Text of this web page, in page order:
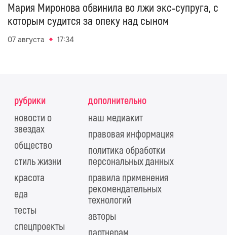
Мария Миронова обвинила во лжи экс‑супруга, с
которым судится за опеку над сыном
07 августа 17:34
рубрики
новости о
звездах
общество
стиль жизни
красота
еда
тесты
спецпроекты
дополнительно
наш медиакит
правовая информация
политика обработки
персональных данных
правила применения
рекомендательных
технологий
авторы